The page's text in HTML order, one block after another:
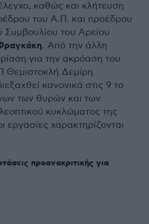
καθώς και κλήτευση
του Α.Π. και προέδρου
Συμβουλίου του Αρείου
. Από την άλλη
για την ακρόαση του
Θεμιστοκλή Δεμίρη
κανονικά στις 9 το
των θυρών και των
κυκλώματος της
εργασίες χαρακτηρίζονται
προανακριτικής για